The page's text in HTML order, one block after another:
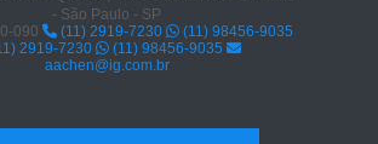
- São Paulo - SP
090
(11) 2919-7230
(11) 98456-9035
2919-7230
(11) 98456-9035
aachen@ig.com.br